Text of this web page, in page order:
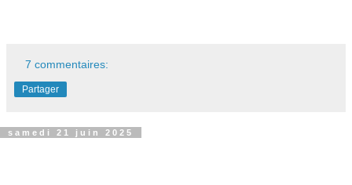
7 commentaires:
Partager
samedi 21 juin 2025